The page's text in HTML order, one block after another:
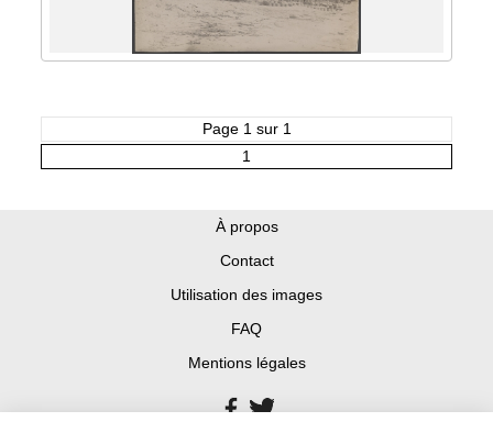
Page 1 sur 1
1
À propos
Contact
Utilisation des images
FAQ
Mentions légales